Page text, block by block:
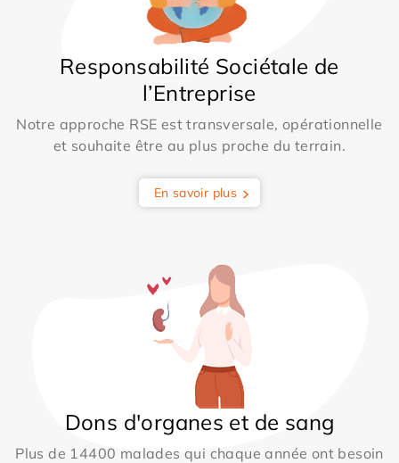
Responsabilité Sociétale de
l’Entreprise
Notre approche RSE est transversale, opérationnelle
et souhaite être au plus proche du terrain.
En savoir plus
Dons d'organes et de sang
Plus de 14400 malades qui chaque année ont besoin